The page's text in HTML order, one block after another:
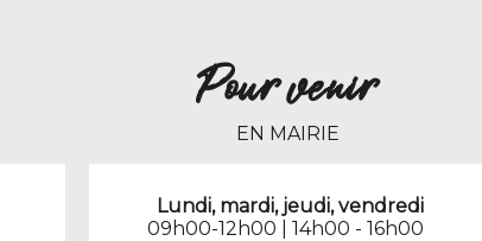
Pour venir
EN MAIRIE
Lundi, mardi, jeudi, vendredi
09h00-12h00 | 14h00 - 16h00